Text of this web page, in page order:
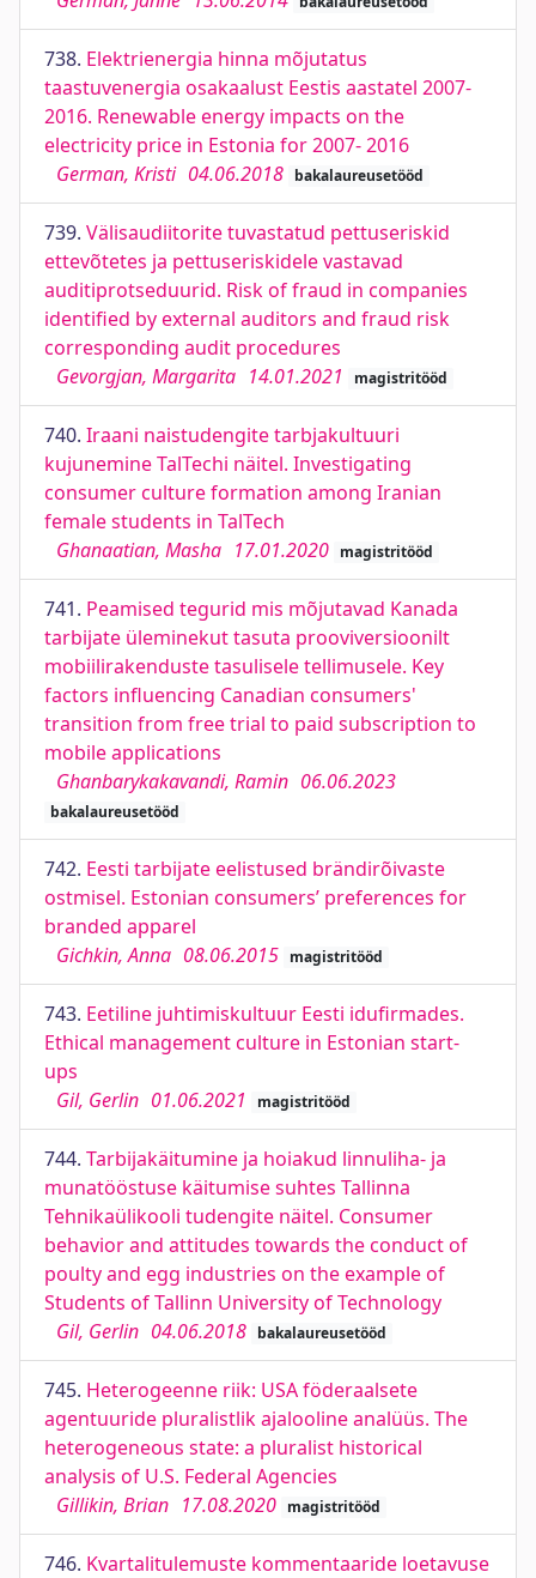
738. Elektrienergia hinna mõjutatus
taastuvenergia osakaalust Eestis aastatel 2007-
2016. Renewable energy impacts on the
electricity price in Estonia for 2007- 2016
German, Kristi 04.06.2018 bakalaureusetööd
739. Välisaudiitorite tuvastatud pettuseriskid
ettevõtetes ja pettuseriskidele vastavad
auditiprotseduurid. Risk of fraud in companies
identified by external auditors and fraud risk
corresponding audit procedures
Gevorgjan, Margarita 14.01.2021 magistritööd
740. Iraani naistudengite tarbjakultuuri
kujunemine TalTechi näitel. Investigating
consumer culture formation among Iranian
female students in TalTech
Ghanaatian, Masha 17.01.2020 magistritööd
741. Peamised tegurid mis mõjutavad Kanada
tarbijate üleminekut tasuta prooviversioonilt
mobiilirakenduste tasulisele tellimusele. Key
factors influencing Canadian consumers'
transition from free trial to paid subscription to
mobile applications
Ghanbarykakavandi, Ramin 06.06.2023
bakalaureusetööd
742. Eesti tarbijate eelistused brändirõivaste
ostmisel. Estonian consumers’ preferences for
branded apparel
Gichkin, Anna 08.06.2015 magistritööd
743. Eetiline juhtimiskultuur Eesti idufirmades.
Ethical management culture in Estonian start-
ups
Gil, Gerlin 01.06.2021 magistritööd
744. Tarbijakäitumine ja hoiakud linnuliha- ja
munatööstuse käitumise suhtes Tallinna
Tehnikaülikooli tudengite näitel. Consumer
behavior and attitudes towards the conduct of
poulty and egg industries on the example of
Students of Tallinn University of Technology
Gil, Gerlin 04.06.2018 bakalaureusetööd
745. Heterogeenne riik: USA föderaalsete
agentuuride pluralistlik ajalooline analüüs. The
heterogeneous state: a pluralist historical
analysis of U.S. Federal Agencies
Gillikin, Brian 17.08.2020 magistritööd
746. Kvartalitulemuste kommentaaride loetavuse